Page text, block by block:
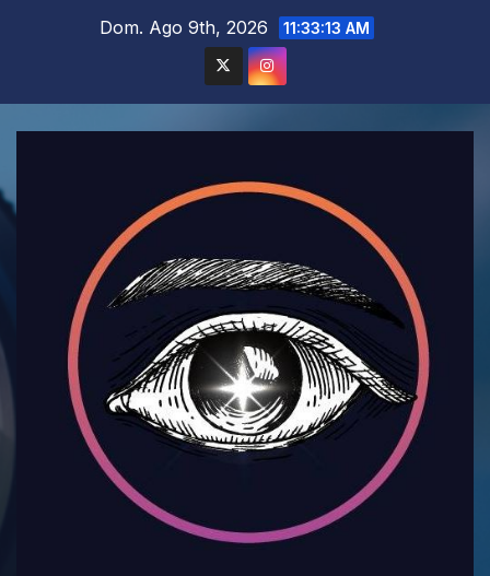
Dom. Ago 9th, 2026 11:33:14 AM